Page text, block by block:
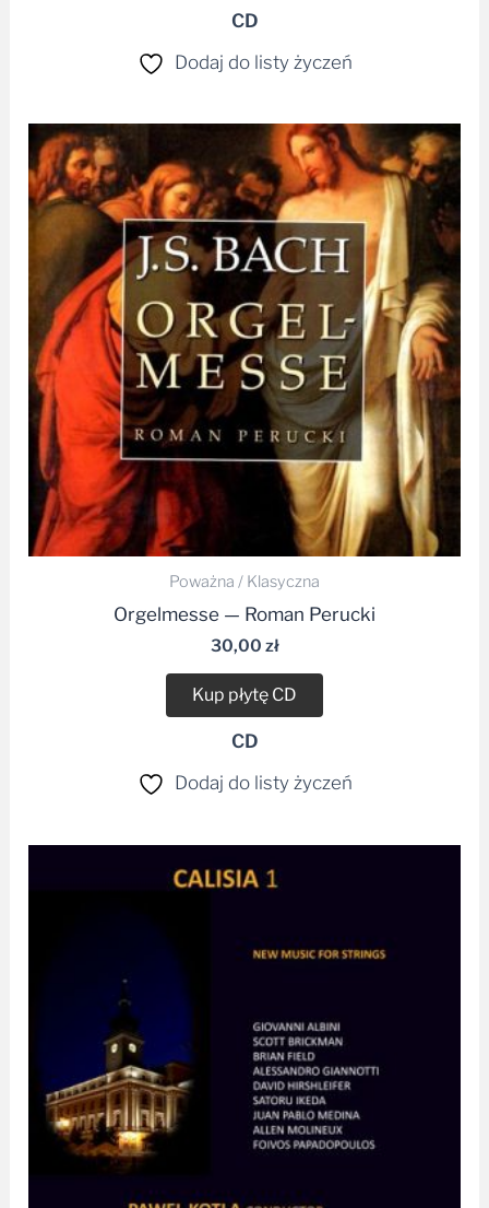
CD
Dodaj do listy życzeń
Poważna / Klasyczna
Orgelmesse — Roman Perucki
30,00 zł
Kup płytę CD
CD
Dodaj do listy życzeń